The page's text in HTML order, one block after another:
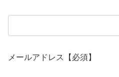
メールアドレス【必須】